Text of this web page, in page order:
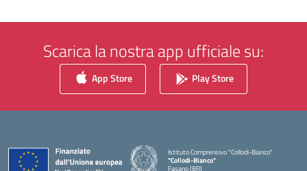
Scarica la nostra app ufficiale su:
App Store Play Store
Istituto Comprensivo "Collodi-Bianco"
"Collodi-Bianco"
Fasano (BR)